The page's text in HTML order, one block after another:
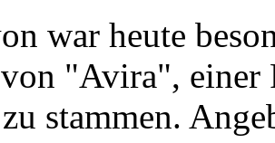
war heute
"Avira",
stammen.